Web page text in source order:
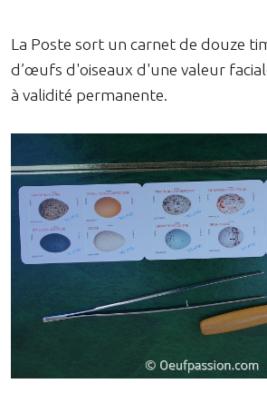
La Poste sort un carnet de douze
d’œufs d'oiseaux d'une valeur
à validité permanente.